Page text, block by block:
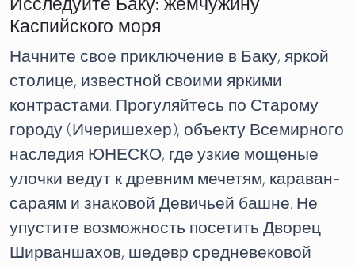
Исследуйте Баку: жемчужину
Каспийского моря
Начните свое приключение в Баку, яркой
столице, известной своими яркими
контрастами. Прогуляйтесь по Старому
городу (Ичеришехер), объекту Всемирного
наследия ЮНЕСКО, где узкие мощеные
улочки ведут к древним мечетям, караван-
сараям и знаковой Девичьей башне. Не
упустите возможность посетить Дворец
Ширваншахов, шедевр средневековой